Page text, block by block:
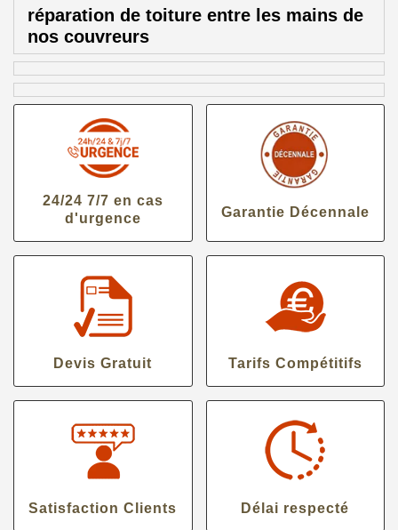
réparation de toiture entre les mains de
nos couvreurs
24/24 7/7 en cas
d'urgence
Garantie Décennale
Devis Gratuit Tarifs Compétitifs
Satisfaction Clients Délai respecté